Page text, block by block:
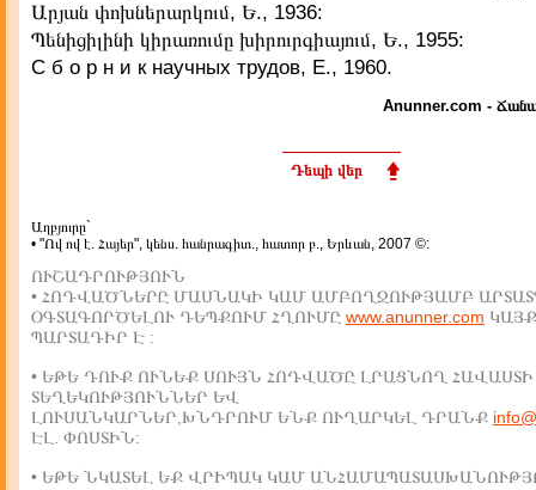
Արյան փոխներարկում, Ե., 1936:
Պենիցիլինի կիրառումը խիրուրգիայում, Ե., 1955:
С б о р н и к научных трудов, Е., 1960.
Anunner.com -
Դեպի վեր
Աղբյուրը`
• "Ով ով է. Հայեր", կենս. հանրագիտ., հատոր բ., Երևան, 2007 ©:
ՈՒՇԱԴՐՈՒԹՅՈՒՆ
• ՀՈԴՎԱԾՆԵՐԸ ՄԱՍՆԱԿԻ ԿԱՄ ԱՄԲՈՂՋՈՒԹՅԱՄԲ
ՕԳՏԱԳՈՐԾԵԼՈՒ ԴԵՊՔՈՒՄ ՀՂՈՒՄԸ www.anunner.com
ՊԱՐՏԱԴԻՐ Է :
• ԵԹԵ ԴՈՒՔ ՈՒՆԵՔ ՍՈՒՅՆ ՀՈԴՎԱԾԸ ԼՐԱՑՆՈՂ ՀԱՎԱՍՏԻ
ՏԵՂԵԿՈՒԹՅՈՒՆՆԵՐ ԵՎ
ԼՈՒՍԱՆԿԱՐՆԵՐ,ԽՆԴՐՈՒՄ ԵՆՔ ՈՒՂԱՐԿԵԼ ԴՐԱՆՔ
ԷԼ. ՓՈՍՏԻՆ:
• ԵԹԵ ՆԿԱՏԵԼ ԵՔ ՎՐԻՊԱԿ ԿԱՄ